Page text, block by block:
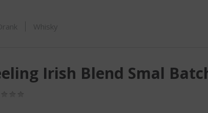
Whisky
Irish Blend Smal